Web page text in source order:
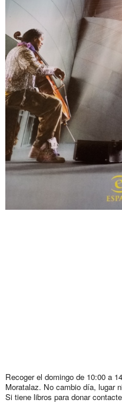
Recoger el domingo de 10:00 a
Moratalaz. No cambio día, lugar
Si tiene libros para donar